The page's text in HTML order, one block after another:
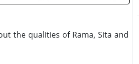
the qualities of Rama, Sita and